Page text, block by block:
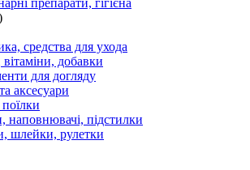
препарати, гігієна
средства для ухода
добавки
для догляду
аксесуари
наповнювачі, підстилки
шлейки, рулетки